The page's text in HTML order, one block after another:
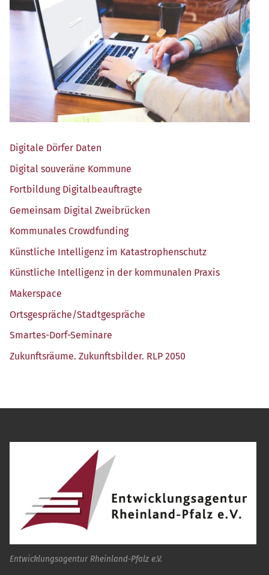
Digi­ta­le Dör­fer Daten
Digi­tal sou­ve­rä­ne Kommune
Fort­bil­dung Digitalbeauftragte
Gemein­sam Digi­tal Zweibrücken
Kom­mu­na­les Crowdfunding
Künst­li­che Intel­li­genz im Katastrophenschutz
Künst­li­che Intel­li­genz in der kom­mu­na­len Praxis
Maker­space
Ortsgespräche/​Stadtgespräche
Smar­tes-Dorf-Semi­na­re
Zukunfts­räu­me. Zukunfts­bil­der. RLP 2050
Entwicklungsagentur Rheinland-Pfalz e.V.